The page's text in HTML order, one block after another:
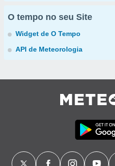
O tempo no seu Site
Widget de O Tempo
API de Meteorologia